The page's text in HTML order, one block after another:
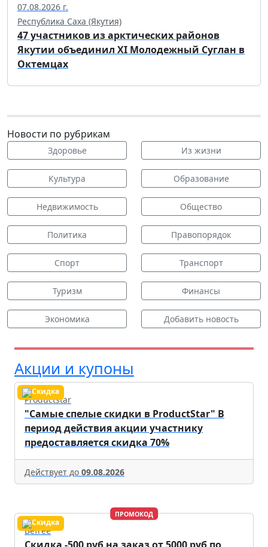
07.08.2026 г.
Республика Саха (Якутия)
47 участников из арктических районов
Якутии объединил XI Молодежный Суглан в
Октемцах
Новости по рубрикам
Здоровье Из жизни
Культура Образование
Недвижимость Общество
Политика Правопорядок
Спорт Транспорт
Туризм Финансы
Экономика Добавить новость
Акции и купоны
Productstar
"Самые спелые скидки в ProductStar" В
период действия акции участнику
предоставляется скидка 70%
Действует до 09.08.2026
ПРОМОКОД
Befree